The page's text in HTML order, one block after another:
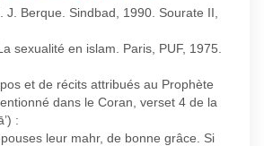
J. Berque. Sindbad, 1990. Sourate II,
sexualité en islam. Paris, PUF, 1975.
et de récits attribués au Prophète
dans le Coran, verset 4 de la
:
leur mahr, de bonne grâce. Si